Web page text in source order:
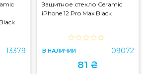
13379
Защитное стекло Ceramic
iPhone 12 Pro Max Black
В НАЛИЧИИ 09072
81 ₴